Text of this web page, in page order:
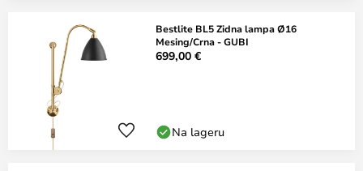
Bestlite BL5 Zidna lampa Ø16
Mesing/Crna - GUBI
699,00 €
Na lageru